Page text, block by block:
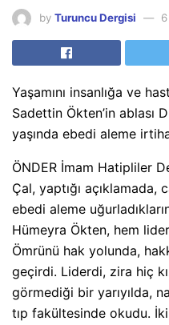
by Turuncu Dergisi
Yaşamını insanlığa ve
Sadettin Ökten’in ablası
yaşında ebedi aleme
ÖNDER İmam Hatipliler
Çal, yaptığı
ebedi aleme
Hümeyra Ökten, hem
Ömrünü hak yolunda,
geçirdi. Liderdi, zira hiç
görmediği bir yarıyılda,
tıp fakültesinde okudu.